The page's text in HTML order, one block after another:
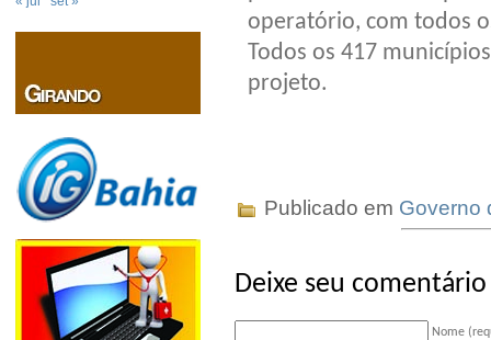
operatório, com todos
Todos os 417
projeto.
Publicado em Governo
Deixe seu comentário
Nome